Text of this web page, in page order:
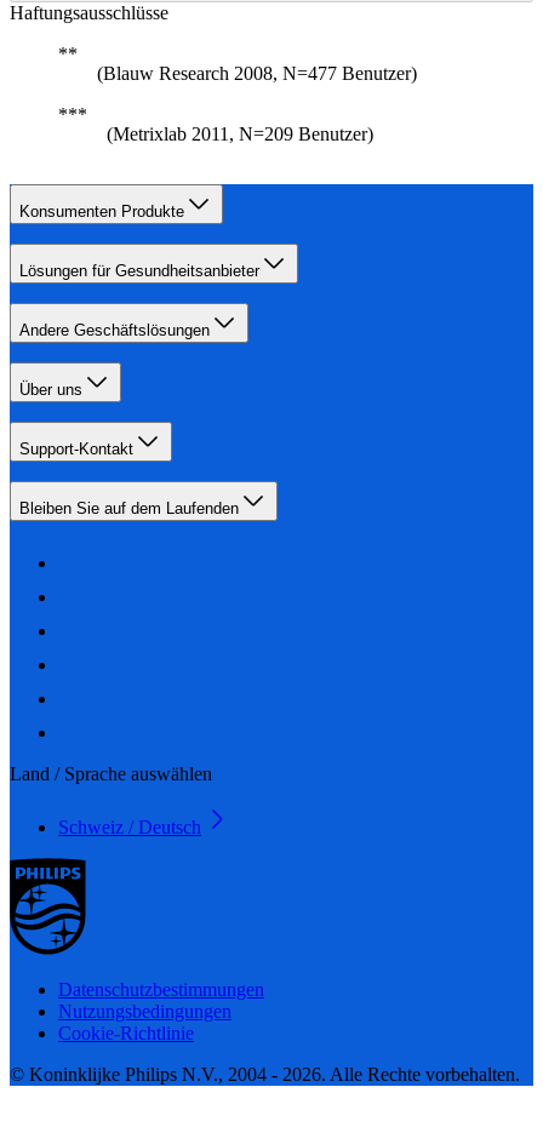
Haftungsausschlüsse
(Blauw Research 2008, N=477 Benutzer)
(Metrixlab 2011, N=209 Benutzer)
Konsumenten Produkte
Lösungen für Gesundheitsanbieter
Andere Geschäftslösungen
Über uns
Support-Kontakt
Bleiben Sie auf dem Laufenden
Land / Sprache auswählen
Schweiz / Deutsch
Datenschutzbestimmungen
Nutzungsbedingungen
Cookie-Richtlinie
© Koninklijke Philips N.V., 2004 - 2026. Alle Rechte vorbehalten.